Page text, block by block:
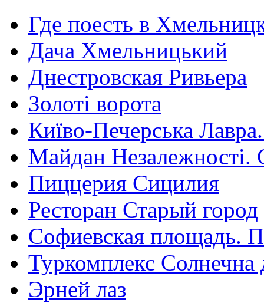
Где поесть в
Дача Хмельницький
Днестровская Ривьера
Золоті ворота
Київо-Печерська
Майдан Незалежності.
Пиццерия Сицилия
Ресторан Старый город
Софиевская площадь.
Туркомплекс Солнечна
Эрней лаз